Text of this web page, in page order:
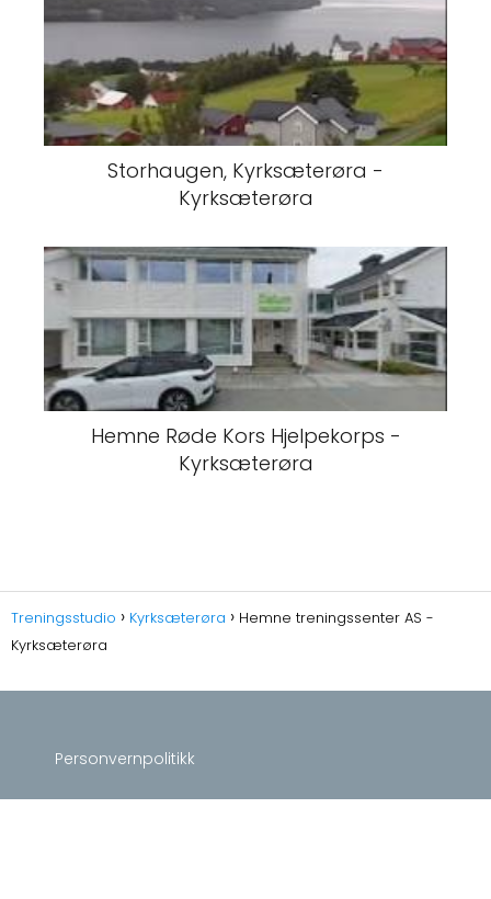
Storhaugen, Kyrksæterøra -
Kyrksæterøra
Hemne Røde Kors Hjelpekorps -
Kyrksæterøra
Treningsstudio Kyrksæterøra
Hemne treningssenter AS -
Kyrksæterøra
Personvernpolitikk